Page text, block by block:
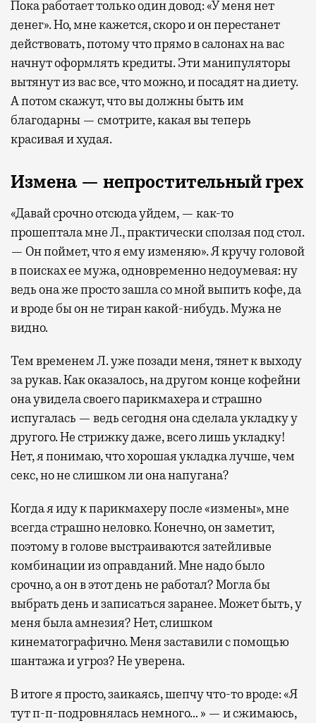
Пока работает только один довод: «У меня нет
денег». Но, мне кажется, скоро и он перестанет
действовать, потому что прямо в салонах на вас
начнут оформлять кредиты. Эти манипуляторы
вытянут из вас все, что можно, и посадят на диету.
А потом скажут, что вы должны быть им
благодарны — смотрите, какая вы теперь
красивая и худая.
Измена — непростительный грех
«Давай срочно отсюда уйдем, — как-то
прошептала мне Л., практически сползая под стол.
— Он поймет, что я ему изменяю». Я кручу головой
в поисках ее мужа, одновременно недоумевая: ну
ведь она же просто зашла со мной выпить кофе, да
и вроде бы он не тиран какой-нибудь. Мужа не
видно.
Тем временем Л. уже позади меня, тянет к выходу
за рукав. Как оказалось, на другом конце кофейни
она увидела своего парикмахера и страшно
испугалась — ведь сегодня она сделала укладку у
другого. Не стрижку даже, всего лишь укладку!
Нет, я понимаю, что хорошая укладка лучше, чем
секс, но не слишком ли она напугана?
Когда я иду к парикмахеру после «измены», мне
всегда страшно неловко. Конечно, он заметит,
поэтому в голове выстраиваются затейливые
комбинации из оправданий. Мне надо было
срочно, а он в этот день не работал? Могла бы
выбрать день и записаться заранее. Может быть, у
меня была амнезия? Нет, слишком
кинематографично. Меня заставили с помощью
шантажа и угроз? Не уверена.
В итоге я просто, заикаясь, шепчу что-то вроде: «Я
тут п-п-подровнялась немного… » — и сжимаюсь,